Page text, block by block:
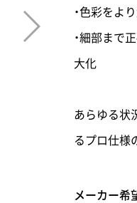
・色彩をよ
・細部まで
大化
あらゆる状
るプロ仕様
メーカー希